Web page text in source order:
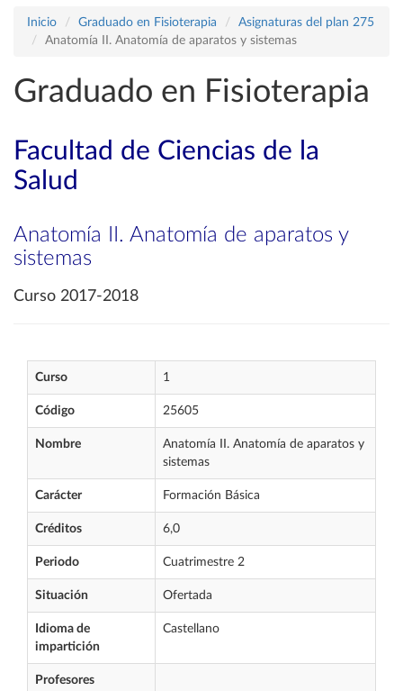
Inicio Graduado en Fisioterapia
Asignaturas del plan 275
Anatomía II. Anatomía de aparatos y sistemas
Graduado en Fisioterapia
Facultad de Ciencias de la
Salud
Anatomía II. Anatomía de aparatos y
sistemas
Curso 2017-2018
Curso 1
Código 25605
Nombre
Anatomía II. Anatomía de aparatos y
sistemas
Carácter Formación Básica
Créditos 6,0
Periodo Cuatrimestre 2
Situación Ofertada
Idioma de
impartición
Castellano
Profesores